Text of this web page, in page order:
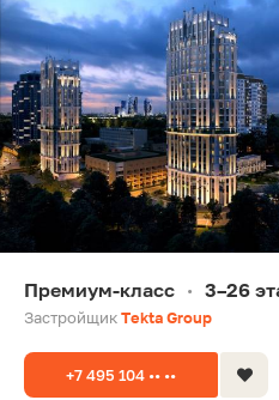
Премиум-класс • 3–26
ЗастройщикTekta Group
+7 495 104 •• ••